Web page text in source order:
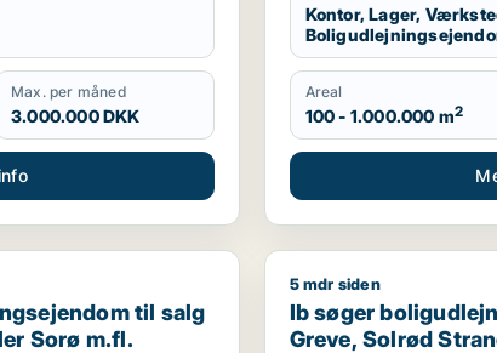
Max. per måned
3.000.000 DKK
Kontor, Lager,
Areal
100 - 1.000.000 m2
hotel, produktionslokaler eller
til salg i Roskilde, Ringsted eller Sorø m.fl.
til salg
Sorø m.fl.
Ib søger
5 mdr siden
Ib søger
Greve, Solrød